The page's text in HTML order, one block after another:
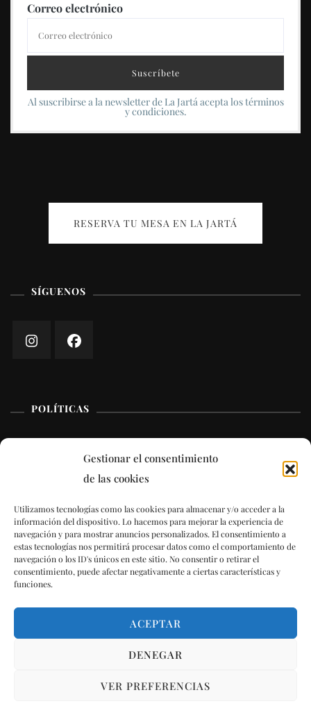
Gestionar el consentimiento
de las cookies
Utilizamos tecnologías como las cookies para almacenar y/o acceder a la
información del dispositivo. Lo hacemos para mejorar la experiencia de
navegación y para mostrar anuncios personalizados. El consentimiento a
estas tecnologías nos permitirá procesar datos como el comportamiento de
navegación o los ID's únicos en este sitio. No consentir o retirar el
consentimiento, puede afectar negativamente a ciertas características y
funciones.
ACEPTAR
DENEGAR
VER PREFERENCIAS
Correo electrónico
Al suscribirse a la newsletter de La Jartá acepta los términos
y condiciones.
RESERVA TU MESA EN LA JARTÁ
SÍGUENOS
POLÍTICAS
Términos y condiciones
Política de cookies (UE)
Blossom Travel | Desarrollado por
Themes.Funciona conWordPress.Términos y
condiciones